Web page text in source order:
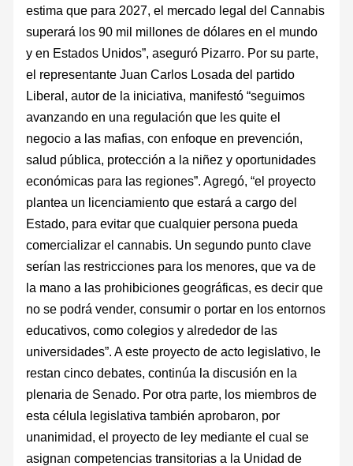
estima que para 2027, el mercado legal del Cannabis
superará los 90 mil millones de dólares en el mundo
y en Estados Unidos”, aseguró Pizarro. Por su parte,
el representante Juan Carlos Losada del partido
Liberal, autor de la iniciativa, manifestó “seguimos
avanzando en una regulación que les quite el
negocio a las mafias, con enfoque en prevención,
salud pública, protección a la niñez y oportunidades
económicas para las regiones”. Agregó, “el proyecto
plantea un licenciamiento que estará a cargo del
Estado, para evitar que cualquier persona pueda
comercializar el cannabis. Un segundo punto clave
serían las restricciones para los menores, que va de
la mano a las prohibiciones geográficas, es decir que
no se podrá vender, consumir o portar en los entornos
educativos, como colegios y alrededor de las
universidades”. A este proyecto de acto legislativo, le
restan cinco debates, continúa la discusión en la
plenaria de Senado. Por otra parte, los miembros de
esta célula legislativa también aprobaron, por
unanimidad, el proyecto de ley mediante el cual se
asignan competencias transitorias a la Unidad de